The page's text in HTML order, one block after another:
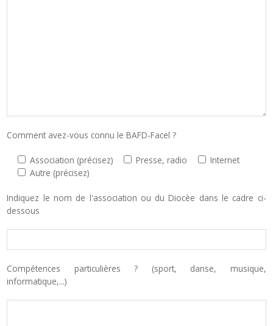
Comment avez-vous connu le BAFD-Facel ?
Association (précisez) Presse, radio
Internet
Autre (précisez)
Indiquez le nom de l'association ou du Diocèe dans le cadre ci-
dessous
Compétences particulières ? (sport, danse, musique,
informatique,...)